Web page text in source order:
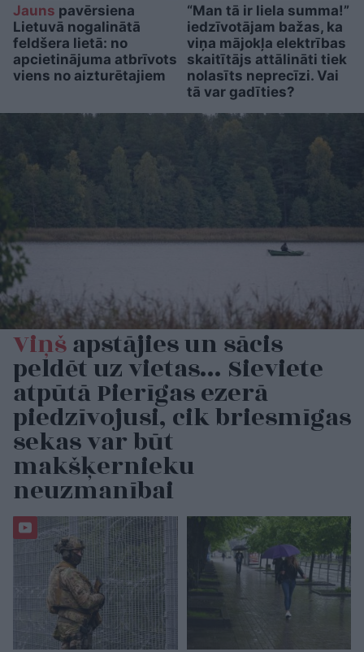
Jauns pavērsiena
Lietuvā nogalinātā
feldšera lietā: no
apcietinājuma atbrīvots
viens no aizturētajiem
“Man tā ir liela summa!”
iedzīvotājam bažas, ka
viņa mājokļa elektrības
skaitītājs attālināti tiek
nolasīts neprecīzi. Vai
tā var gadīties?
Viņšapstājies un sācis
peldēt uz vietas… Sieviete
atpūtā Pierīgas ezerā
piedzīvojusi, cik briesmīgas
sekas var būt
makšķernieku
neuzmanībai